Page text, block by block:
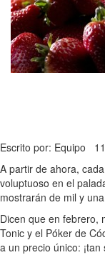
Escrito por: Equipo
A partir de ahora,
voluptuoso en el
mostrarán de mil y
Dicen que en febrero,
Tonic y el Póker de
a un precio único: ¡tan